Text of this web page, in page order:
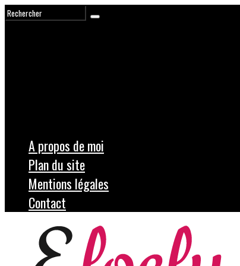
A propos de moi
Plan du site
Mentions légales
Contact